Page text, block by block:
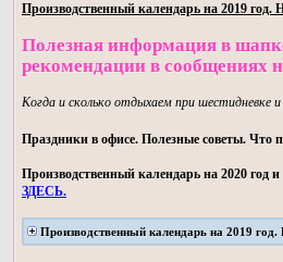
Производственный календарь на 2019
Полезная информация в
рекомендации в сообщениях
Когда и сколько отдыхаем при шестидневке и
Праздники в офисе. Полезные советы. Что
Производственный календарь на 2020
ЗДЕСЬ.
Производственный календарь на 2019 год.